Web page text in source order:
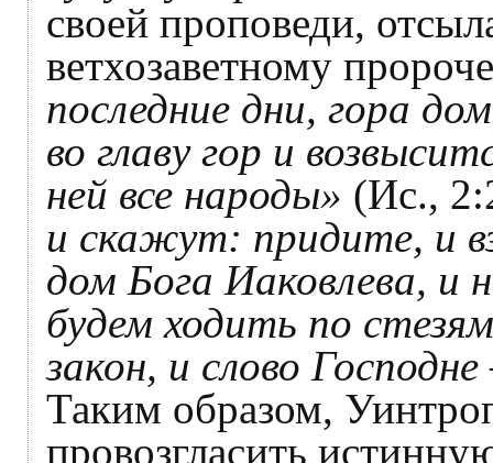
своей проповеди,
ветхозаветному
последние дни, гора
во главу гор и
ней все народы» (Ис.,
и скажут: придите, и
дом Бога Иаковлева, и
будем ходить по
закон, и слово
Таким образом,
провозгласить